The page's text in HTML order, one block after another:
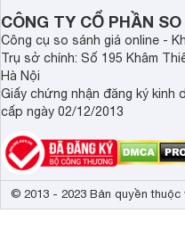
CÔNG TY CỔ PHẦN
Công cụ so sánh giá online -
Trụ sở chính: Số 195 Khâm
Hà Nội
Giấy chứng nhận đăng ký kinh
cấp ngày 02/12/2013
© 2013 - 2023 Bản quyền thuộc